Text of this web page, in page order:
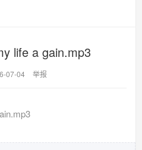
life a gain.mp3
07-04 举报